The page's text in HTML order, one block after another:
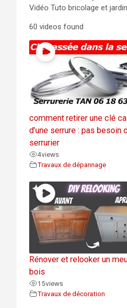
Vidéo Tuto bricolage et
60 videos found
comment retirer une clé
d’une serrure : pas besoin
serrurier
4views
Travaux de dépannage
Rénover et relooker un
bois
15views
Travaux de décoration